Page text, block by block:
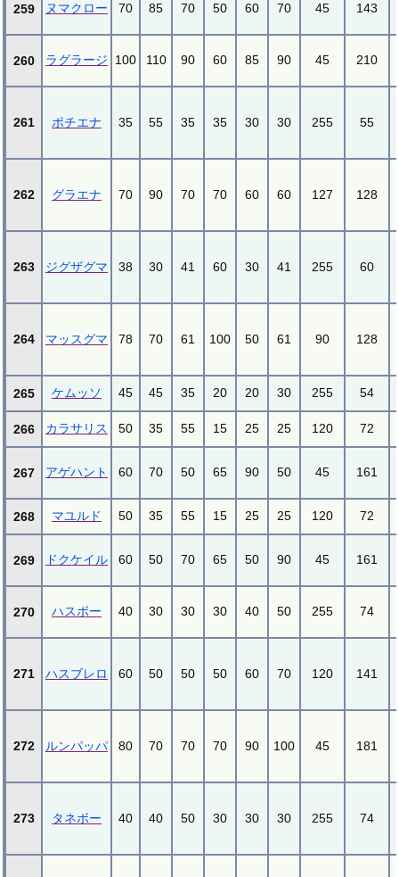
259 ヌマクロー 70 85 70 50 60 70 45 143
260 ラグラージ 100 110 90 60 85 90 45 210
261 ポチエナ 35 55 35 35 30 30 255 55
262 グラエナ 70 90 70 70 60 60 127 128
263 ジグザグマ 38 30 41 60 30 41 255 60
264 マッスグマ 78 70 61 100 50 61 90 128
265 ケムッソ 45 45 35 20 20 30 255 54
266 カラサリス 50 35 55 15 25 25 120 72
267 アゲハント 60 70 50 65 90 50 45 161
268 マユルド 50 35 55 15 25 25 120 72
269 ドクケイル 60 50 70 65 50 90 45 161
270 ハスボー 40 30 30 30 40 50 255 74
271 ハスブレロ 60 50 50 50 60 70 120 141
272 ルンパッパ 80 70 70 70 90 100 45 181
273 タネボー 40 40 50 30 30 30 255 74